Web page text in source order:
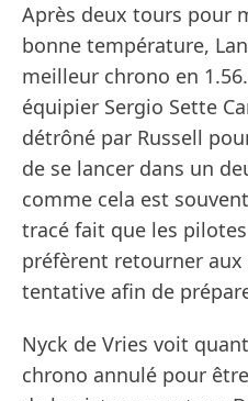
Après deux tours pour
bonne température,
meilleur chrono en
équipier Sergio Sette
détrôné par Russell
de se lancer dans un
comme cela est
tracé fait que les
préfèrent retourner
tentative afin de
Nyck de Vries voit
chrono annulé pour